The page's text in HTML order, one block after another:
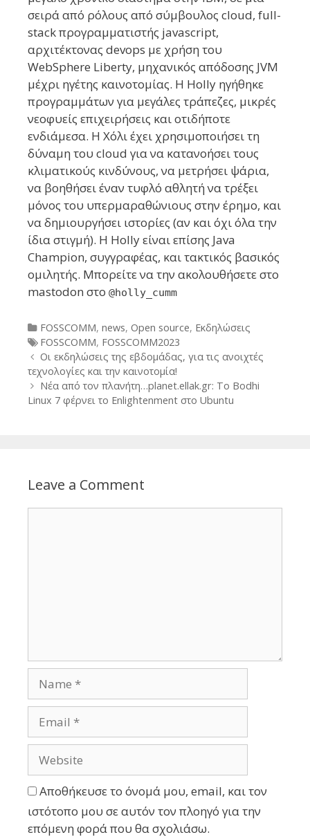
σειρά από ρόλους από σύμβουλος cloud, full-
stack προγραμματιστής javascript,
αρχιτέκτονας devops με χρήση του
WebSphere Liberty, μηχανικός απόδοσης JVM
μέχρι ηγέτης καινοτομίας. Η Holly ηγήθηκε
προγραμμάτων για μεγάλες τράπεζες, μικρές
νεοφυείς επιχειρήσεις και οτιδήποτε
ενδιάμεσα. Η Χόλι έχει χρησιμοποιήσει τη
δύναμη του cloud για να κατανοήσει τους
κλιματικούς κινδύνους, να μετρήσει ψάρια,
να βοηθήσει έναν τυφλό αθλητή να τρέξει
μόνος του υπερμαραθώνιους στην έρημο, και
να δημιουργήσει ιστορίες (αν και όχι όλα την
ίδια στιγμή). Η Holly είναι επίσης Java
Champion, συγγραφέας, και τακτικός βασικός
ομιλητής. Μπορείτε να την ακολουθήσετε στο
mastodon στο @holly_cumm
Categories
FOSSCOMM, news, Open source, Εκδηλώσεις
Tags
FOSSCOMM, FOSSCOMM2023
Post
navigation
Οι εκδηλώσεις της εβδομάδας, για τις ανοιχτές
τεχνολογίες και την καινοτομία!
Νέα από τον πλανήτη…planet.ellak.gr: Το Bodhi
Linux 7 φέρνει το Enlightenment στο Ubuntu
Leave a Comment
Αποθήκευσε το όνομά μου, email, και τον
ιστότοπο μου σε αυτόν τον πλοηγό για την
επόμενη φορά που θα σχολιάσω.